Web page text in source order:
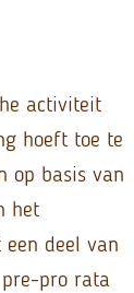
activiteit
hoeft toe te
op basis van
het
deel van
pro rata